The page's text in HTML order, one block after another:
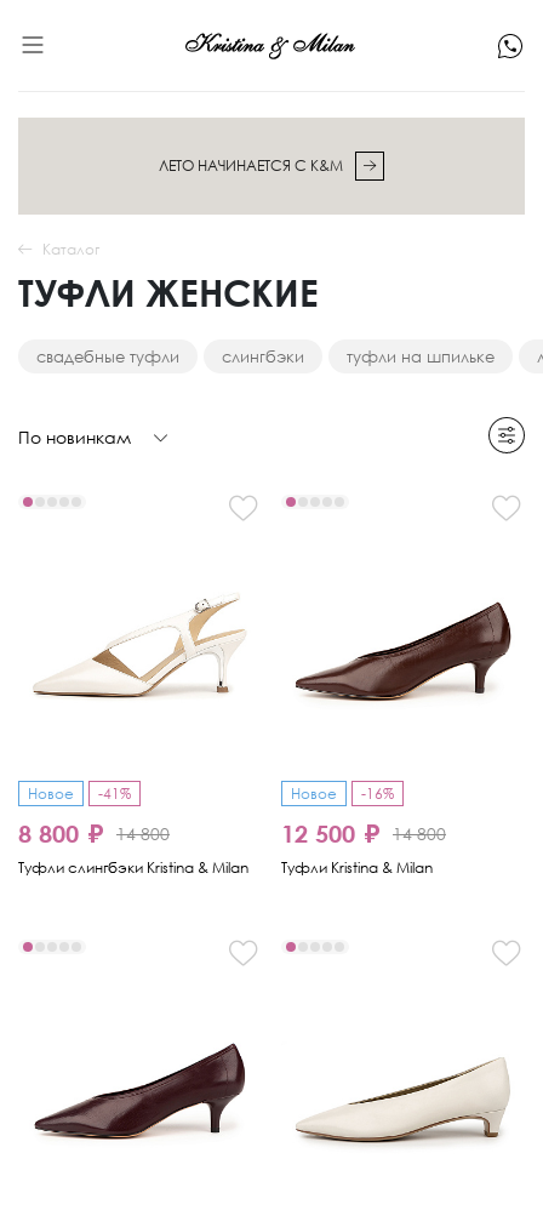
ЛЕТО НАЧИНАЕТСЯ С K&M
Каталог
ТУФЛИ ЖЕНСКИЕ
свадебные туфли слингбэки туфли на шпильке
По новинкам
Новое -41%
8 800 ₽ 14 800
Туфли слингбэки Kristina & Milan
Новое -16%
12 500 ₽ 14 800
Туфли Kristina & Milan